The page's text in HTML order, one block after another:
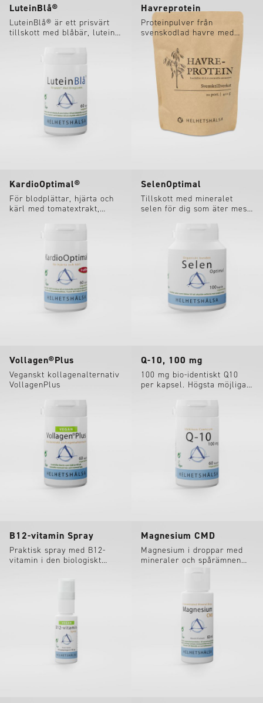
LuteinBlå®
LuteinBlå® är ett prisvärt
tillskott med blåbär, lutein
Havreprotein
Proteinpulver från
svenskodlad havre med
hela 55% proteininnehåll.
KardioOptimal®
För blodplättar, hjärta och
kärl med tomatextrakt,
SelenOptimal
Tillskott med mineralet
selen för dig som äter mest
Vollagen®Plus
Veganskt kollagenalternativ
VollagenPlus
Q-10, 100 mg
100 mg bio-identiskt Q10
per kapsel. Högsta möjliga
B12-vitamin Spray
Praktisk spray med B12-
vitamin i den biologiskt
metylkobalamin.
Magnesium CMD
Magnesium i droppar med
mineraler och spårämnen
från Utah Salt Lake.